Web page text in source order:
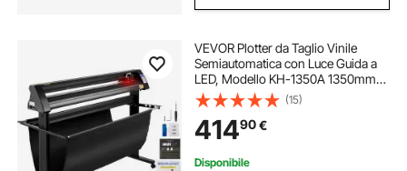
VEVOR Plotter da Taglio Vinile
Semiautomatica con Luce Guida a
LED, Modello KH-1350A 1350mm
Potenza 95W Taglierina per Plotter
Vinile per Adesivi per Auto, Segnali
Stradali, Palloncini, Caschi, ecc.
(15)
41490€
Disponibile